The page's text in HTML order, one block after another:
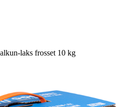
laks frosset 10 kg